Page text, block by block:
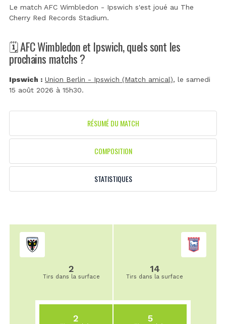
Le match AFC Wimbledon - Ipswich s'est joué au The
Cherry Red Records Stadium.
🗓️ AFC Wimbledon et Ipswich, quels sont les
prochains matchs ?
Ipswich : Union Berlin - Ipswich (Match amical), le samedi
15 août 2026 à 15h30.
RÉSUMÉ DU MATCH
COMPOSITION
STATISTIQUES
2
Tirs dans la surface
2
14
Tirs dans la surface
5